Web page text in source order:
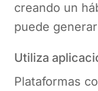
creando un
puede
Utiliza
Plataformas